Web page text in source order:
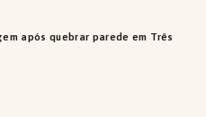
após quebrar parede em Três